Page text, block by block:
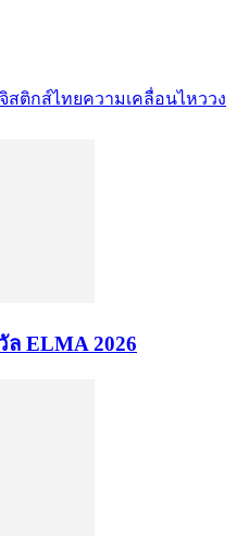
สติกส์ไทยความเคลื่อนไหววง
ล ELMA 2026